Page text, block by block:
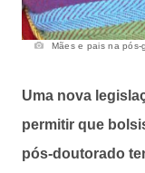
Mães e pais na
Uma nova
permitir que
pós-doutorado